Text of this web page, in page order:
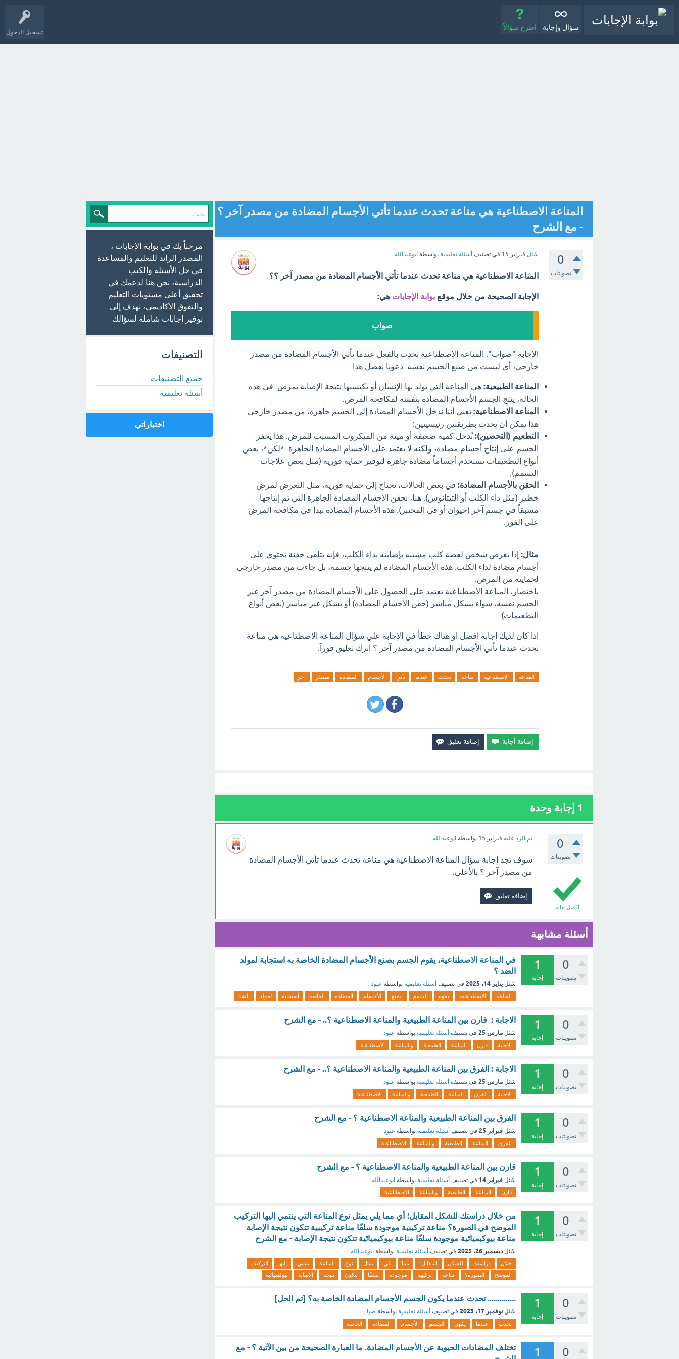
تسجيل الدخول
سؤال وإجابة اطرح سؤالاً
المناعة الاصطناعية هي مناعة تحدث عندما تأتي الأجسام المضادة من مصدر آخر ؟
- مع الشرح
0
تصويتات
سُئل فبراير 15 في تصنيف أسئلة تعليمية بواسطة ابوعبدالله
المناعة الاصطناعية هي مناعة تحدث عندما تأتي الأجسام المضادة من مصدر آخر ؟؟
الإجابة الصحيحة من خلال موقع بوابة الإجابات هي:
صواب
الإجابة "صواب". المناعة الاصطناعية تحدث بالفعل عندما تأتي الأجسام المضادة من مصدر
خارجي، أي ليست من صنع الجسم نفسه. دعونا نفصل هذا:
المناعة الطبيعية: هي المناعة التي يولد بها الإنسان أو يكتسبها نتيجة الإصابة بمرض. في هذه
الحالة، ينتج الجسم الأجسام المضادة بنفسه لمكافحة المرض.
المناعة الاصطناعية: تعني أننا ندخل الأجسام المضادة إلى الجسم جاهزة، من مصدر خارجي.
هذا يمكن أن يحدث بطريقتين رئيسيتين:
التطعيم (التحصين):نُدخل كمية ضعيفة أو ميتة من الميكروب المسبب للمرض. هذا يحفز
الجسم على إنتاج أجسام مضادة، ولكنه لا يعتمد على الأجسام المضادة الجاهزة. *لكن*، بعض
أنواع التطعيمات تستخدم أجساماً مضادة جاهزة لتوفير حماية فورية (مثل بعض علاجات
التسمم).
الحقن بالأجسام المضادة: في بعض الحالات، نحتاج إلى حماية فورية، مثل التعرض لمرض
خطير (مثل داء الكلب أو التيتانوس). هنا، نحقن الأجسام المضادة الجاهزة التي تم إنتاجها
مسبقاً في جسم آخر (حيوان أو في المختبر). هذه الأجسام المضادة تبدأ في مكافحة المرض
على الفور.
مثال: إذا تعرض شخص لعضة كلب مشتبه بإصابته بداء الكلب، فإنه يتلقى حقنة تحتوي على
أجسام مضادة لداء الكلب. هذه الأجسام المضادة لم ينتجها جسمه، بل جاءت من مصدر خارجي
لحمايته من المرض.
باختصار، المناعة الاصطناعية تعتمد على الحصول على الأجسام المضادة من مصدر آخر غير
الجسم نفسه، سواء بشكل مباشر (حقن الأجسام المضادة) أو بشكل غير مباشر (بعض أنواع
التطعيمات).
اذا كان لديك إجابة افضل او هناك خطأ في الإجابة علي سؤال المناعة الاصطناعية هي مناعة
تحدث عندما تأتي الأجسام المضادة من مصدر آخر ؟ اترك تعليق فورآ.
المناعة الاصطناعية مناعة تحدث عندما تأتي الأجسام المضادة مصدر آخر
1 إجابة وحدة
0
تصويتات
تم الرد عليه فبراير 15 بواسطة ابوعبدالله
أفضل إجابة
سوف تجد إجابة سؤال المناعة الاصطناعية هي مناعة تحدث عندما تأتي الأجسام المضادة
من مصدر آخر ؟ بالأعلى.
أسئلة مشابهة
0
تصويتات
1
إجابة
في المناعة الاصطناعية، يقوم الجسم بصنع الأجسام المضادة الخاصة به استجابة لمولد
الضد ؟
سُئل يناير 14، 2025 في تصنيف أسئلة تعليمية بواسطة عبود
المناعة الاصطناعية، يقوم الجسم بصنع الأجسام المضادة الخاصة استجابة لمولد الضد
0
تصويتات
1
إجابة
الاجابة : قارن بين المناعة الطبيعية والمناعة الاصطناعية ؟.. - مع الشرح
سُئل مارس 25 في تصنيف أسئلة تعليمية بواسطة عبود
الاجابة قارن المناعة الطبيعية والمناعة الاصطناعية
0
تصويتات
1
إجابة
الاجابة : الفرق بين المناعة الطبيعية والمناعة الاصطناعية ؟.. - مع الشرح
سُئل مارس 25 في تصنيف أسئلة تعليمية بواسطة عبود
الاجابة الفرق المناعة الطبيعية والمناعة الاصطناعية
0
تصويتات
1
إجابة
الفرق بين المناعة الطبيعية والمناعة الاصطناعية ؟ - مع الشرح
سُئل فبراير 25 في تصنيف أسئلة تعليمية بواسطة عبود
الفرق المناعة الطبيعية والمناعة الاصطناعية
0
تصويتات
1
إجابة
قارن بين المناعة الطبيعية والمناعة الاصطناعية ؟ - مع الشرح
سُئل فبراير 14 في تصنيف أسئلة تعليمية بواسطة ابوعبدالله
قارن المناعة الطبيعية والمناعة الاصطناعية
0
تصويتات
1
إجابة
من خلال دراستك للشكل المقابل؛ أي مما يلي يمثل نوع المناعة التي ينتمي إليها التركيب
الموضح في الصورة؟ مناعة تركيبية موجودة سلفًا مناعة تركيبية تتكون نتيجة الإصابة
مناعة بيوكيميائية موجودة سلفًا مناعة بيوكيميائية تتكون نتيجة الإصابة - مع الشرح
سُئل ديسمبر 26، 2025 في تصنيف أسئلة تعليمية بواسطة ابوعبدالله
خلال دراستك للشكل المقابل؛ مما يلي يمثل نوع المناعة ينتمي إليها
التركيب
الموضح
الصورة؟ مناعة تركيبية موجودة سلفًا تتكون نتيجة الإصابة بيوكيميائية
0
تصويتات
1
إجابة
.............. تحدث عندما يكون الجسم الأجسام المضادة الخاصة به؟ [تم الحل]
سُئل نوفمبر 17، 2023 في تصنيف أسئلة تعليمية بواسطة صبا
تحدث عندما يكون الجسم الأجسام المضادة الخاصة
0
1
تختلف المضادات الحيوية عن الأجسام المضادة. ما العبارة الصحيحة من بين الآتية ؟ - مع
مرحباً بك في بوابة الإجابات ،
المصدر الرائد للتعليم والمساعدة
في حل الأسئلة والكتب
الدراسية، نحن هنا لدعمك في
تحقيق أعلى مستويات التعليم
والتفوق الأكاديمي، نهدف إلى
توفير إجابات شاملة لسؤالك
التصنيفات
جميع التصنيفات
أسئلة تعليمية
اختباراتي